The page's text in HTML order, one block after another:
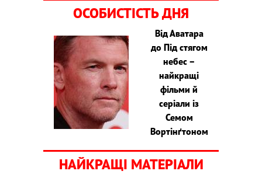
ОСОБИСТІСТЬ ДНЯ
Від Аватара
до Під стягом
небес –
найкращі
фільми й
серіали із
Семом
Вортінґтоном
НАЙКРАЩІ МАТЕРІАЛИ